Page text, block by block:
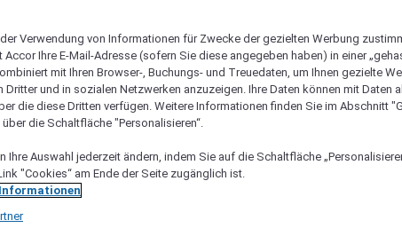
macht
Verwendung von Informationen für Zwecke der gezielten Werbung
Accor Ihre E-Mail-Adresse (sofern Sie diese angegeben haben) in einer
mit Ihren Browser-, Buchungs- und Treuedaten, um Ihnen gezielte
Dritter und in sozialen Netzwerken anzuzeigen. Ihre Daten können mit Daten
die diese Dritten verfügen. Weitere Informationen finden Sie im Abschnitt
über die Schaltfläche "Personalisieren“.
Ihre Auswahl jederzeit ändern, indem Sie auf die Schaltfläche
"Cookies“ am Ende der Seite zugänglich ist.